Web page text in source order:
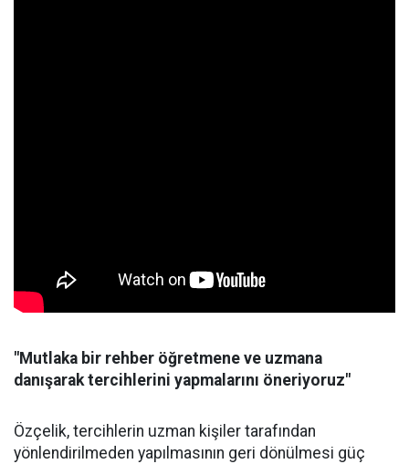
"Mutlaka bir rehber öğretmene ve uzmana
danışarak tercihlerini yapmalarını öneriyoruz"
Özçelik, tercihlerin uzman kişiler tarafından
yönlendirilmeden yapılmasının geri dönülmesi güç